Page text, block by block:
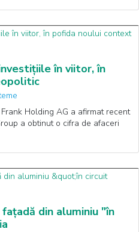
în viitor, în
Holding AG a afirmat recent
a obtinut o cifra de afaceri
din aluminiu "în